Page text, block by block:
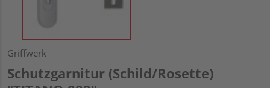
Griffwerk
Schutzgarnitur (Schild/Rosette)